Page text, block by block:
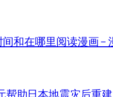
和在哪里阅读漫画 –
帮助日本地震灾后重建